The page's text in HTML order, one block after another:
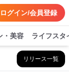
ログイン/会員登録
・美容 ライフスタ
リリース一覧